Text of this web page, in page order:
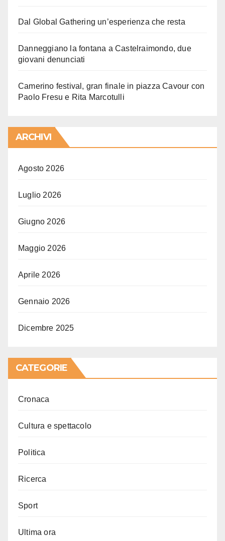
Dal Global Gathering un’esperienza che resta
Danneggiano la fontana a Castelraimondo, due
giovani denunciati
Camerino festival, gran finale in piazza Cavour con
Paolo Fresu e Rita Marcotulli
ARCHIVI
Agosto 2026
Luglio 2026
Giugno 2026
Maggio 2026
Aprile 2026
Gennaio 2026
Dicembre 2025
CATEGORIE
Cronaca
Cultura e spettacolo
Politica
Ricerca
Sport
Ultima ora